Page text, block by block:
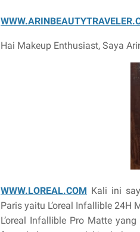
Hai Makeup Enthusiast, Saya
WWW.LOREAL.COM Kali ini
Paris yaitu L’oreal Infallible
L’oreal Infallible Pro Matte